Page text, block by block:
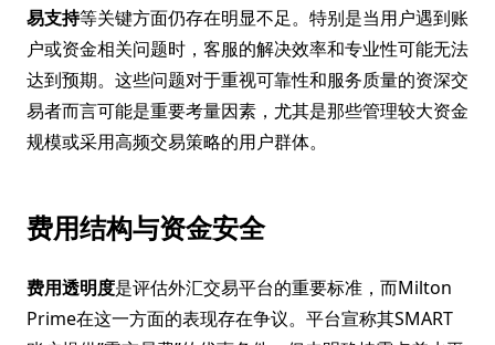
易支持等关键方面仍存在明显不足。特别是当用户遇到账
户或资金相关问题时，客服的解决效率和专业性可能无法
达到预期。这些问题对于重视可靠性和服务质量的资深交
易者而言可能是重要考量因素，尤其是那些管理较大资金
规模或采用高频交易策略的用户群体。
费用结构与资金安全
费用透明度是评估外汇交易平台的重要标准，而Milton
Prime在这一方面的表现存在争议。平台宣称其SMART